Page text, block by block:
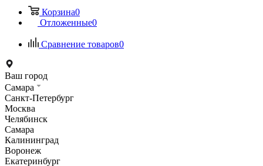
Корзина0
Отложенные0
Сравнение товаров0
Ваш город
Самара
Санкт-Петербург
Москва
Челябинск
Самара
Калининград
Воронеж
Екатеринбург